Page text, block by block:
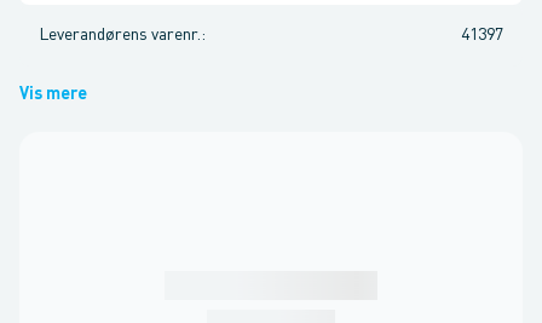
Leverandørens varenr. : 41397
Vis mere